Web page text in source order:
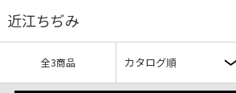
近江ちぢみ
全3商品